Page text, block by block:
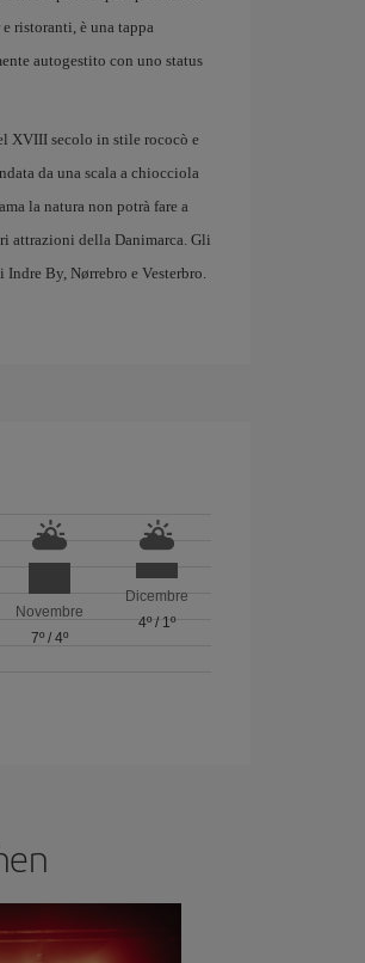
ristoranti, è una tappa
autogestito con uno status
XVIII secolo in stile rococò e
da una scala a chiocciola
la natura non potrà fare a
attrazioni della Danimarca. Gli
By, Nørrebro e Vesterbro.
Novembre
7º/ 4º
Dicembre
4º/ 1º